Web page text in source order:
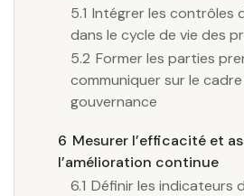
5.1 Intégrer les contrôles
dans le cycle de vie des
5.2 Former les parties
communiquer sur le
gouvernance
6 Mesurer l’efficacité et
l’amélioration continue
6.1 Définir les indicateurs